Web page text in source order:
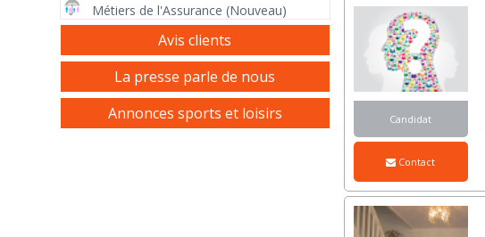
Candidat
Contact
Métiers de l'Assurance (Nouveau)
Avis clients
La presse parle de nous
Annonces sports et loisirs